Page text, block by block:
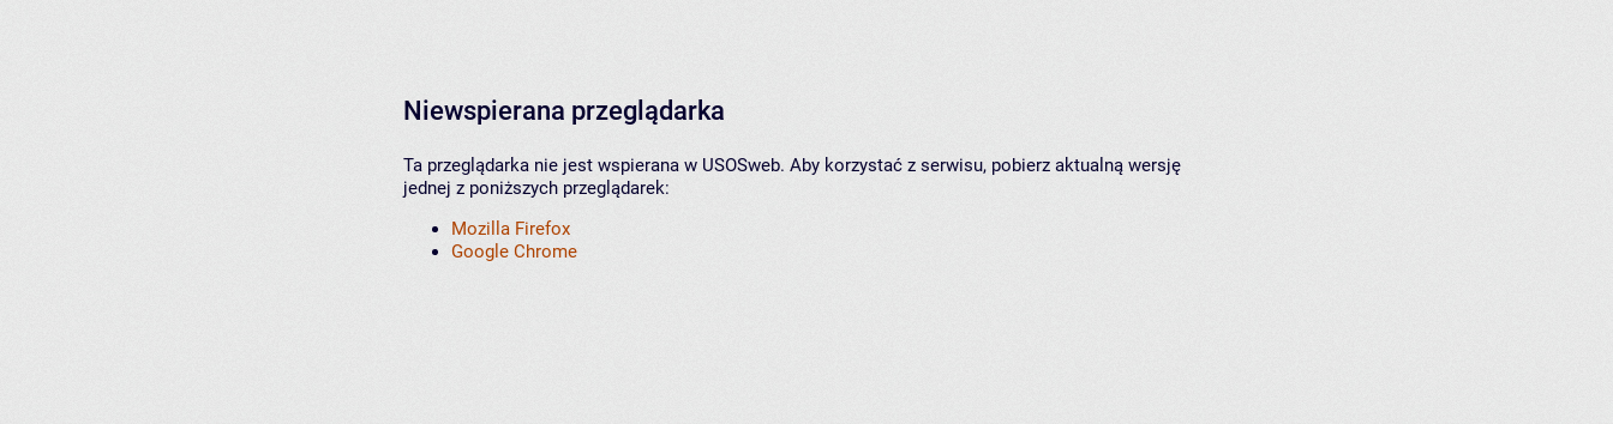
Niewspierana przeglądarka
Ta przeglądarka nie jest wspierana w USOSweb. Aby korzystać z serwisu, pobierz aktualną wersję
jednej z poniższych przeglądarek:
Mozilla Firefox
Google Chrome